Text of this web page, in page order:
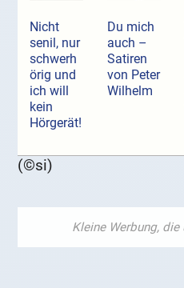
Nicht
senil, nur
schwerh
örig und
ich will
kein
Hörgerät!
Du mich
auch –
Satiren
von Peter
Wilhelm
(©si)